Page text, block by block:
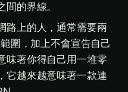
的界線。
路上的人，通常需要兩
圍，加上不會宣告自己
味著你得自己用一堆零
它越來越意味著一款連